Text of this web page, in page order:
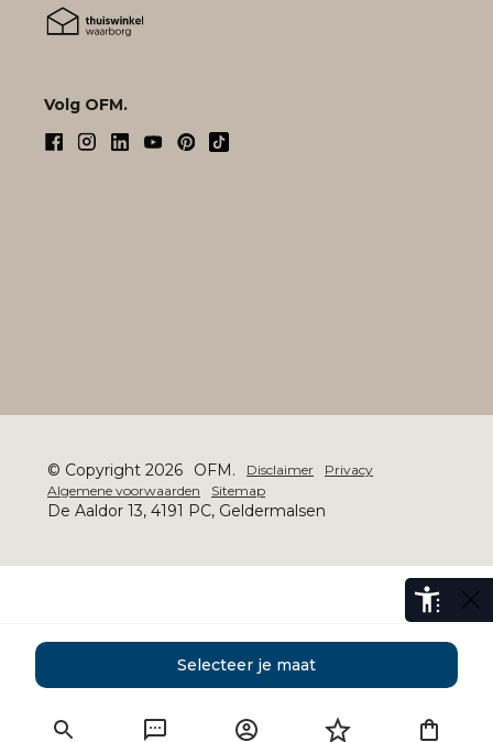
Selecteer je maat
Volg OFM.
© Copyright 2026 OFM. Disclaimer
Privacy
Algemene voorwaarden
Sitemap
De Aaldor 13, 4191 PC, Geldermalsen